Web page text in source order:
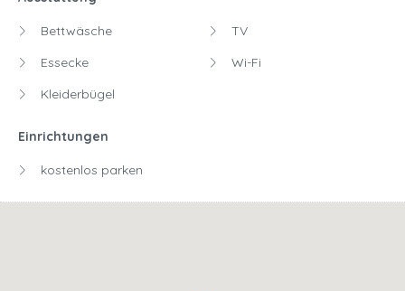
Bettwäsche
Essecke
Kleiderbügel
TV
Wi-Fi
Einrichtungen
kostenlos parken